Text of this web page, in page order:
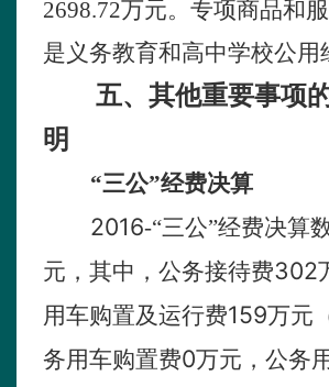
2698.72万元。专项商品和
是义务教育和高中学校公用
五、其他重要事项
明
“三公”经费决算
2016-“三公”经费决算
元，其中，公务接待费302
用车购置及运行费159万元
务用车购置费0万元，公务